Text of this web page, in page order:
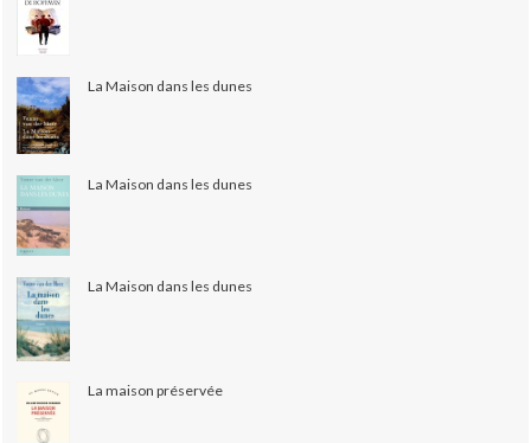
La Maison dans les dunes
La Maison dans les dunes
La Maison dans les dunes
La maison préservée